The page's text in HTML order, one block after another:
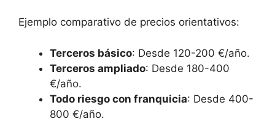
Ejemplo comparativo de precios orientativos:
Terceros básico: Desde 120-200 €/año.
Terceros ampliado: Desde 180-400
€/año.
Todo riesgo con franquicia: Desde 400-
800 €/año.